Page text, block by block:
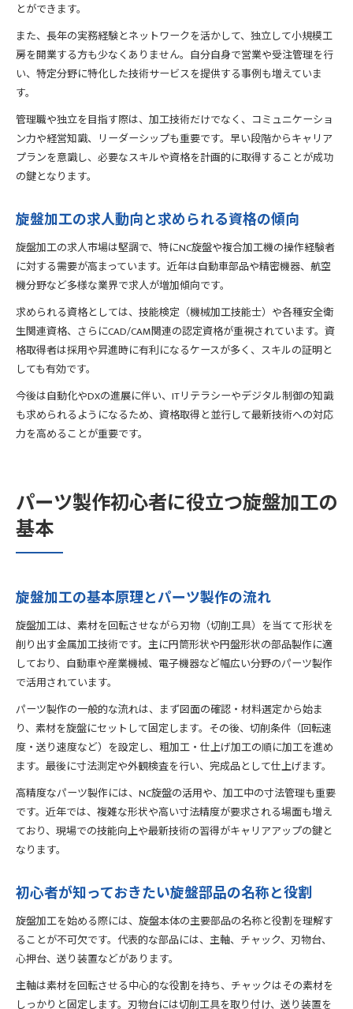
とができます。
また、長年の実務経験とネットワークを活かして、独立して小規模工
房を開業する方も少なくありません。自分自身で営業や受注管理を行
い、特定分野に特化した技術サービスを提供する事例も増えていま
す。
管理職や独立を目指す際は、加工技術だけでなく、コミュニケーショ
ン力や経営知識、リーダーシップも重要です。早い段階からキャリア
プランを意識し、必要なスキルや資格を計画的に取得することが成功
の鍵となります。
旋盤加工の求人動向と求められる資格の傾向
旋盤加工の求人市場は堅調で、特にNC旋盤や複合加工機の操作経験者
に対する需要が高まっています。近年は自動車部品や精密機器、航空
機分野など多様な業界で求人が増加傾向です。
求められる資格としては、技能検定（機械加工技能士）や各種安全衛
生関連資格、さらにCAD/CAM関連の認定資格が重視されています。資
格取得者は採用や昇進時に有利になるケースが多く、スキルの証明と
しても有効です。
今後は自動化やDXの進展に伴い、ITリテラシーやデジタル制御の知識
も求められるようになるため、資格取得と並行して最新技術への対応
力を高めることが重要です。
パーツ製作初心者に役立つ旋盤加工の
基本
旋盤加工の基本原理とパーツ製作の流れ
旋盤加工は、素材を回転させながら刃物（切削工具）を当てて形状を
削り出す金属加工技術です。主に円筒形状や円盤形状の部品製作に適
しており、自動車や産業機械、電子機器など幅広い分野のパーツ製作
で活用されています。
パーツ製作の一般的な流れは、まず図面の確認・材料選定から始ま
り、素材を旋盤にセットして固定します。その後、切削条件（回転速
度・送り速度など）を設定し、粗加工・仕上げ加工の順に加工を進め
ます。最後に寸法測定や外観検査を行い、完成品として仕上げます。
高精度なパーツ製作には、NC旋盤の活用や、加工中の寸法管理も重要
です。近年では、複雑な形状や高い寸法精度が要求される場面も増え
ており、現場での技能向上や最新技術の習得がキャリアアップの鍵と
なります。
初心者が知っておきたい旋盤部品の名称と役割
旋盤加工を始める際には、旋盤本体の主要部品の名称と役割を理解す
ることが不可欠です。代表的な部品には、主軸、チャック、刃物台、
心押台、送り装置などがあります。
主軸は素材を回転させる中心的な役割を持ち、チャックはその素材を
しっかりと固定します。刃物台には切削工具を取り付け、送り装置を